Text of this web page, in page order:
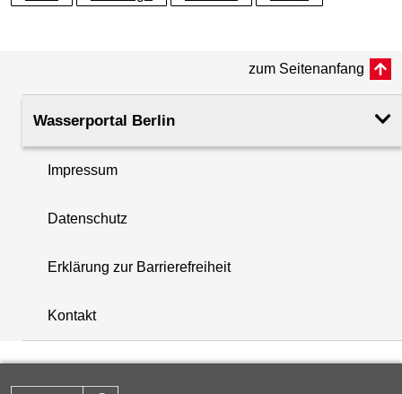
+
−
zum Seitenanfang
Wasserportal Berlin
Impressum
Datenschutz
Erklärung zur Barrierefreiheit
Kontakt